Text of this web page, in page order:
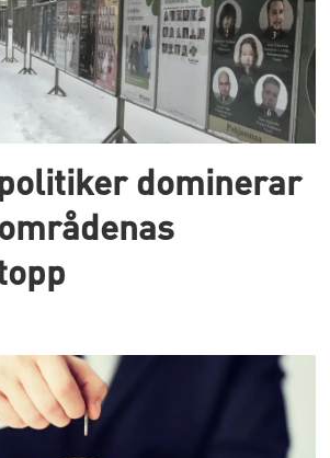
dominerar